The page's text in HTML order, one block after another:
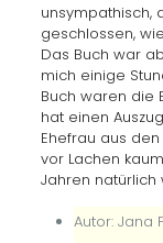
unsympathisch,
geschlossen,
Das Buch war
mich einige
Buch waren die
hat einen
Ehefrau aus
vor Lachen
Jahren natürlich
Autor: Jana